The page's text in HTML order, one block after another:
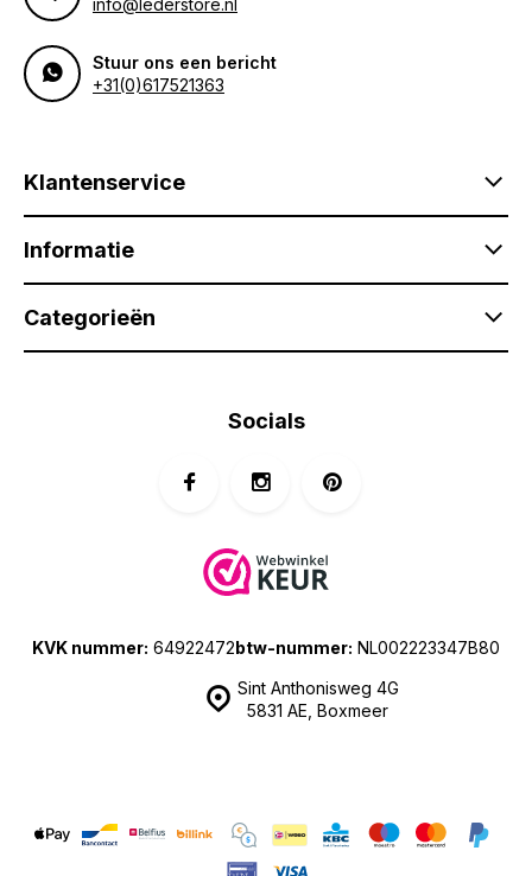
Stuur ons een bericht
+31(0)617521363
Klantenservice
Informatie
Categorieën
Sint Anthonisweg 4G
5831 AE, Boxmeer
KVK nummer: 64922472btw-nummer: NL002223347B80
Socials